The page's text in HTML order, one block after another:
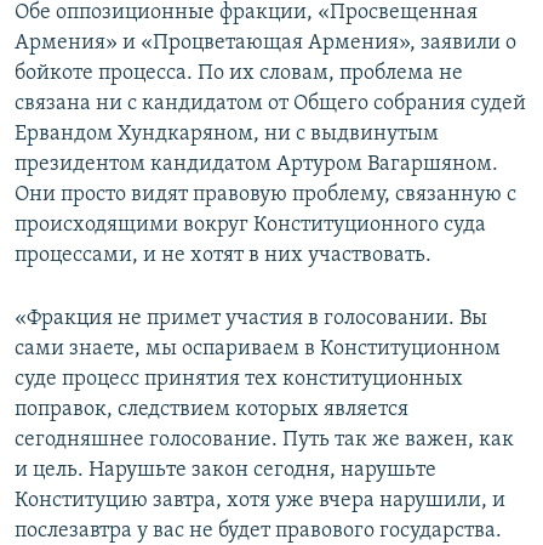
Обе оппозиционные фракции, «Просвещенная
Армения» и «Процветающая Армения», заявили о
бойкоте процесса. По их словам, проблема не
связана ни с кандидатом от Общего собрания судей
Ервандом Хундкаряном, ни с выдвинутым
президентом кандидатом Артуром Вагаршяном.
Они просто видят правовую проблему, связанную с
происходящими вокруг Конституционного суда
процессами, и не хотят в них участвовать.
«Фракция не примет участия в голосовании. Вы
сами знаете, мы оспариваем в Конституционном
суде процесс принятия тех конституционных
поправок, следствием которых является
сегодняшнее голосование. Путь так же важен, как
и цель. Нарушьте закон сегодня, нарушьте
Конституцию завтра, хотя уже вчера нарушили, и
послезавтра у вас не будет правового государства.